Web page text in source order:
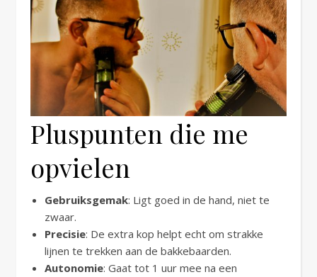
Pluspunten die me
opvielen
Gebruiksgemak: Ligt goed in de hand, niet te
zwaar.
Precisie: De extra kop helpt echt om strakke
lijnen te trekken aan de bakkebaarden.
Autonomie: Gaat tot 1 uur mee na een